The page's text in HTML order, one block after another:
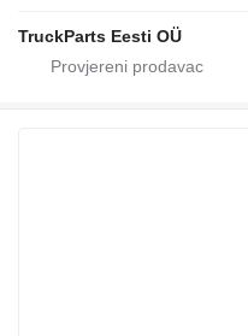
TruckParts Eesti OÜ